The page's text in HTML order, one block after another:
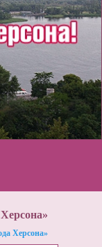
Херсона»